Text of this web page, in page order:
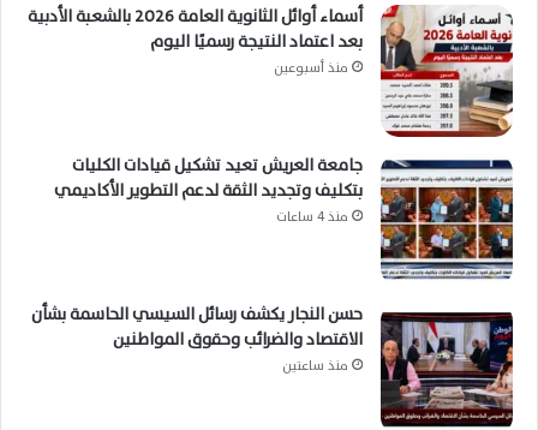
أسماء أوائل الثانوية العامة 2026 بالشعبة الأدبية
بعد اعتماد النتيجة رسميًا اليوم
منذ أسبوعين
جامعة العريش تعيد تشكيل قيادات الكليات
بتكليف وتجديد الثقة لدعم التطوير الأكاديمي
منذ 4 ساعات
حسن النجار يكشف رسائل السيسي الحاسمة بشأن
الاقتصاد والضرائب وحقوق المواطنين
منذ ساعتين